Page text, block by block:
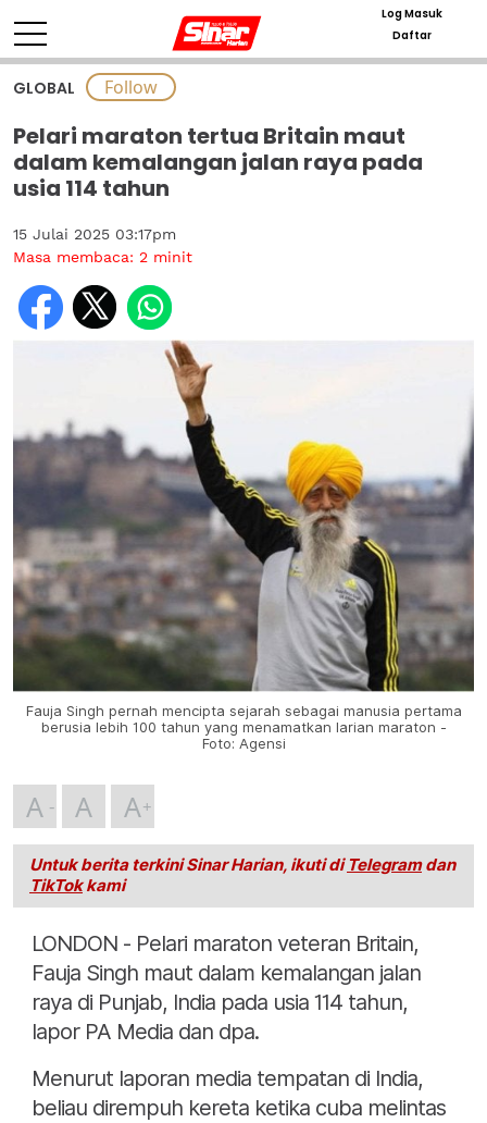
Log Masuk
Daftar
GLOBAL
Pelari maraton tertua Britain maut
dalam kemalangan jalan raya pada
usia 114 tahun
15 Julai 2025 03:17pm
Masa membaca: 2 minit
Fauja Singh pernah mencipta sejarah sebagai manusia pertama
berusia lebih 100 tahun yang menamatkan larian maraton -
Foto: Agensi
A A A
Untuk berita terkini Sinar Harian, ikuti di Telegramdan
TikTokkami
LONDON - Pelari maraton veteran Britain,
Fauja Singh maut dalam kemalangan jalan
raya di Punjab, India pada usia 114 tahun,
lapor PA Media dan dpa.
Menurut laporan media tempatan di India,
beliau dirempuh kereta ketika cuba melintas